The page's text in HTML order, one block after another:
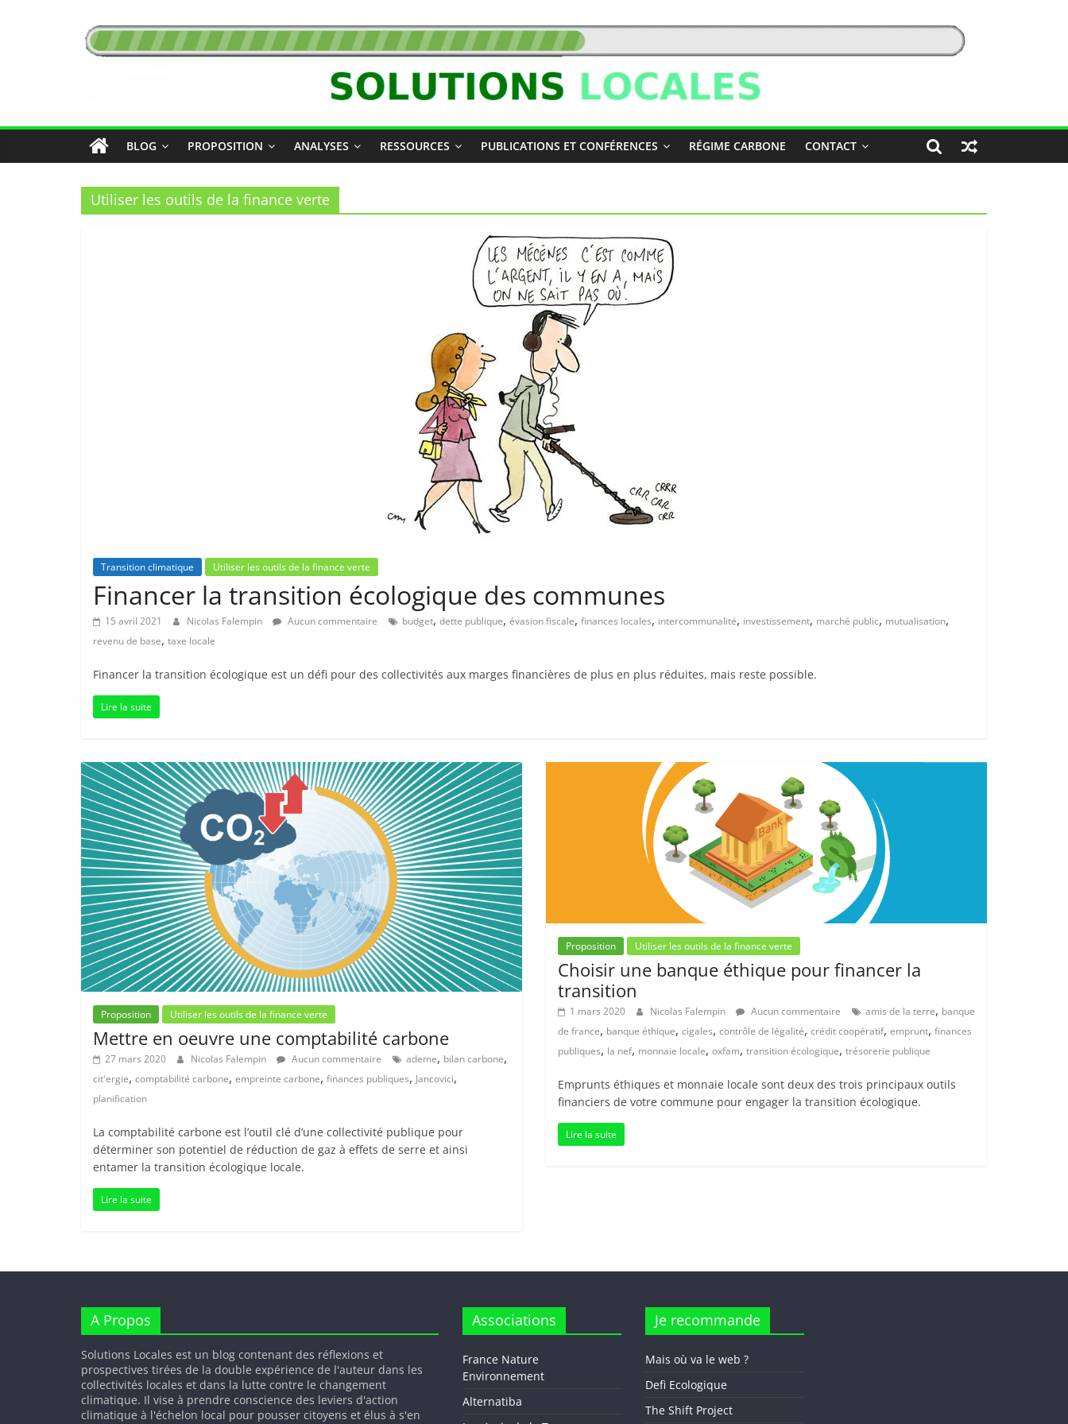
Solutions
BLOG PROPOSITION ANALYSES RESSOURCES PUBLICATIONS ET CONFÉRENCES RÉGIME CARBONE CONTACT
Utiliser les outils de la finance verte
Transition climatique Utiliser les outils de la finance verte
Financer la transition écologique des communes
15 avril 2021 Nicolas Falempin Aucun commentaire budget, dette publique, évasion fiscale, finances locales, intercommunalité, investissement, marché public, mutualisation,
revenu de base, taxe locale
Financer la transition écologique est un défi pour des collectivités aux marges financières de plus en plus réduites, mais reste possible.
Lire la suite
Proposition Utiliser les outils de la finance verte
Mettre en oeuvre une comptabilité carbone
27 mars 2020 Nicolas Falempin Aucun commentaire ademe, bilan carbone,
cit'ergie, comptabilité carbone, empreinte carbone, finances publiques, Jancovici,
planification
La comptabilité carbone est l’outil clé d’une collectivité publique pour
déterminer son potentiel de réduction de gaz à effets de serre et ainsi
entamer la transition écologique locale.
Lire la suite
Proposition Utiliser les outils de la finance verte
Choisir une banque éthique pour financer la
transition
1 mars 2020 Nicolas Falempin Aucun commentaire amis de la terre, banque
de france, banque éthique, cigales, contrôle de légalité, crédit coopératif, emprunt, finances
publiques, la nef, monnaie locale, oxfam, transition écologique, trésorerie publique
Emprunts éthiques et monnaie locale sont deux des trois principaux outils
financiers de votre commune pour engager la transition écologique.
Lire la suite
A Propos
Solutions Locales est un blog contenant des réflexions et
prospectives tirées de la double expérience de l'auteur dans les
collectivités locales et dans la lutte contre le changement
climatique. Il vise à prendre conscience des leviers d'action
climatique à l'échelon local pour pousser citoyens et élus à s'en
Associations
France Nature
Environnement
Alternatiba
Je recommande
Mais où va le web ?
Defi Ecologique
The Shift Project